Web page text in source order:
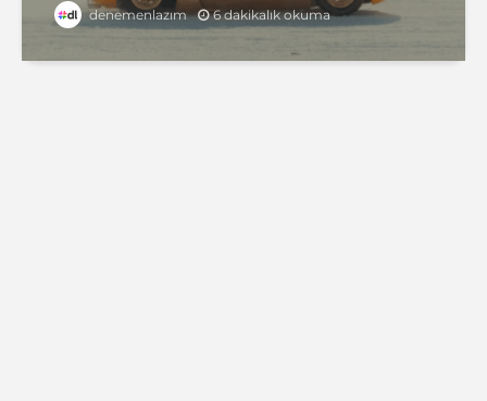
denemenlazım 6 dakikalık okuma